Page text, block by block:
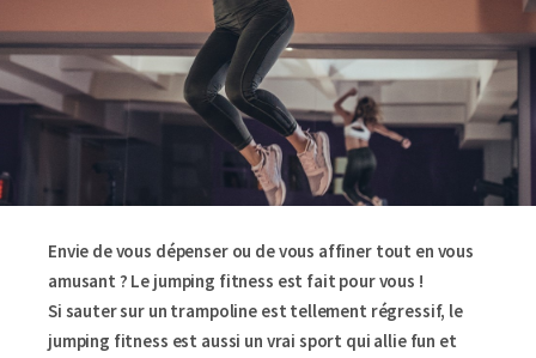
Envie de vous dépenser ou de vous affiner tout en vous
amusant ? Le jumping fitness est fait pour vous !
Si sauter sur un trampoline est tellement régressif, le
jumping fitness est aussi un vrai sport qui allie fun et